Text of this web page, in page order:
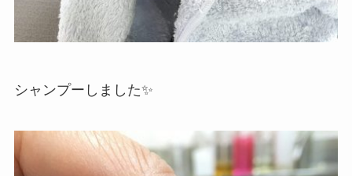
シャンプーしました✨